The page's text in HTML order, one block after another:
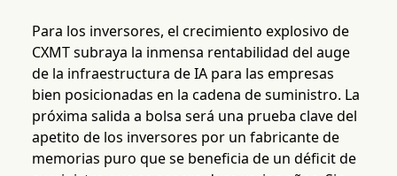
Para los inversores, el crecimiento explosivo de
CXMT subraya la inmensa rentabilidad del auge
de la infraestructura de IA para las empresas
bien posicionadas en la cadena de suministro. La
próxima salida a bolsa será una prueba clave del
apetito de los inversores por un fabricante de
memorias puro que se beneficia de un déficit de